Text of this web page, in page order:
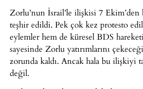
Zorlu’nun İsrail’le ilişkisi 7 Ekim’den
teşhir edildi. Pek çok kez protesto
eylemler hem de küresel BDS
sayesinde Zorlu yatırımlarını
zorunda kaldı. Ancak hala bu ilişkiyi
değil.